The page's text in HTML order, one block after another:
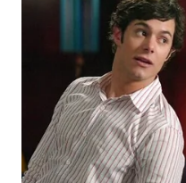
LANGKAT
WN
TAPANULI
SELATAN